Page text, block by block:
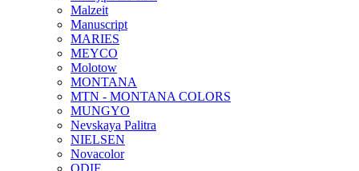
Malzeit
Manuscript
MARIES
MEYCO
Molotow
MONTANA
MTN - MONTANA COLORS
MUNGYO
Nevskaya Palitra
NIELSEN
Novacolor
ODIF